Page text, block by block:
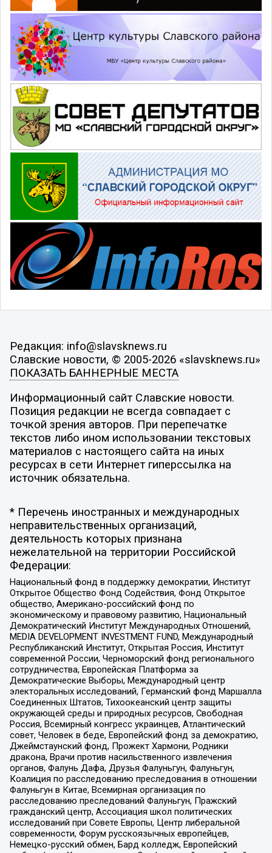
Редакция: info@slavsknews.ru
Славские новости, © 2005-2026 «slavsknews.ru»
ПОКАЗАТЬ БАННЕРНЫЕ МЕСТА
Информационный сайт Славские новости.
Позиция редакции не всегда совпадает с
точкой зрения авторов. При перепечатке
текстов либо ином использовании текстовых
материалов с настоящего сайта на иных
ресурсах в сети Интернет гиперссылка на
источник обязательна.
* Перечень иностранных и международных
неправительственных организаций,
деятельность которых признана
нежелательной на территории Российской
Федерации:
Национальный фонд в поддержку демократии, Институт
Открытое Общество Фонд Содействия, Фонд Открытое
общество, Американо-российский фонд по
экономическому и правовому развитию, Национальный
Демократический Институт Международных Отношений,
MEDIA DEVELOPMENT INVESTMENT FUND, Международный
Республиканский Институт, Открытая Россия, Институт
современной России, Черноморский фонд регионального
сотрудничества, Европейская Платформа за
Демократические Выборы, Международный центр
электоральных исследований, Германский фонд Маршалла
Соединенных Штатов, Тихоокеанский центр защиты
окружающей среды и природных ресурсов, Свободная
Россия, Всемирный конгресс украинцев, Атлантический
совет, Человек в беде, Европейский фонд за демократию,
Джеймстаунский фонд, Прожект Хармони, Родники
дракона, Врачи против насильственного извлечения
органов, Фалунь Дафа, Друзья Фалуньгун, Фалуньгун,
Коалиция по расследованию преследования в отношении
Фалуньгун в Китае, Всемирная организация по
расследованию преследований Фалуньгун, Пражский
гражданский центр, Ассоциация школ политических
исследований при Совете Европы, Центр либеральной
современности, Форум русскоязычных европейцев,
Немецко-русский обмен, Бард колледж, Европейский